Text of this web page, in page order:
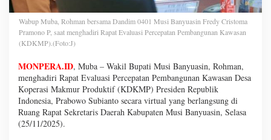
Wabup Muba, Rohman bersama Dandim 0401 Musi Banyuasin Fredy Cristoma
Pramono P, saat menghadiri Rapat Evaluasi Percepatan Pembangunan Kawasan
(KDKMP).(Foto:J)
MONPERA.ID, Muba – Wakil Bupati Musi Banyuasin, Rohman,
menghadiri Rapat Evaluasi Percepatan Pembangunan Kawasan Desa
Koperasi Makmur Produktif (KDKMP) Presiden Republik
Indonesia, Prabowo Subianto secara virtual yang berlangsung di
Ruang Rapat Sekretaris Daerah Kabupaten Musi Banyuasin, Selasa
(25/11/2025).